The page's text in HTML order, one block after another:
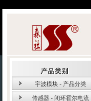
宇波模块 - 产品分类
传感器 - 闭环霍尔电流